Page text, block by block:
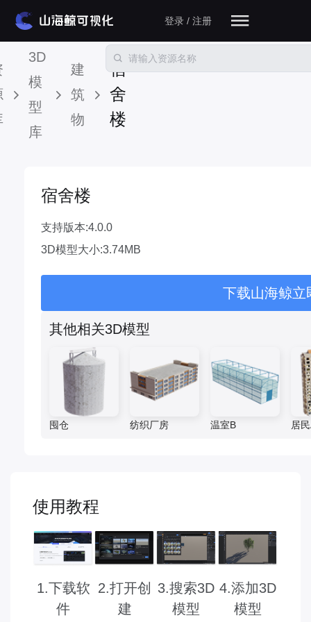
登录 / 注册
3D
模
型
库
建
筑
物
宿
舍
楼
宿舍楼
支持版本:4.0.0
3D模型大小:3.74MB
下载山海鲸立
其他相关3D模型
囤仓 纺织厂房 温室B 居
使用教程
1.下载软
件
2.打开创
建
3.搜索3D
模型
4.添加3D
模型